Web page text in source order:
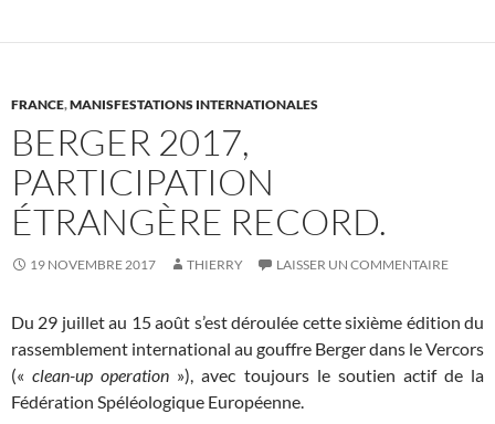
FRANCE,MANISFESTATIONS INTERNATIONALES
BERGER 2017,
PARTICIPATION
ÉTRANGÈRE RECORD.
19 NOVEMBRE 2017 THIERRY LAISSER UN COMMENTAIRE
Du 29 juillet au 15 août s’est déroulée cette sixième édition du
rassemblement international au gouffre Berger dans le Vercors
(«clean-up operation »), avec toujours le soutien actif de la
Fédération Spéléologique Européenne.